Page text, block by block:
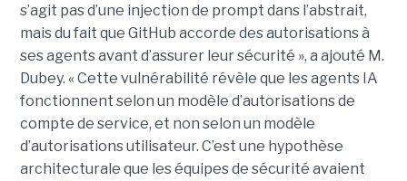
s’agit pas d’une injection de prompt dans l’abstrait,
mais du fait que GitHub accorde des autorisations à
ses agents avant d’assurer leur sécurité », a ajouté M.
Dubey. « Cette vulnérabilité révèle que les agents IA
fonctionnent selon un modèle d’autorisations de
compte de service, et non selon un modèle
d’autorisations utilisateur. C’est une hypothèse
architecturale que les équipes de sécurité avaient